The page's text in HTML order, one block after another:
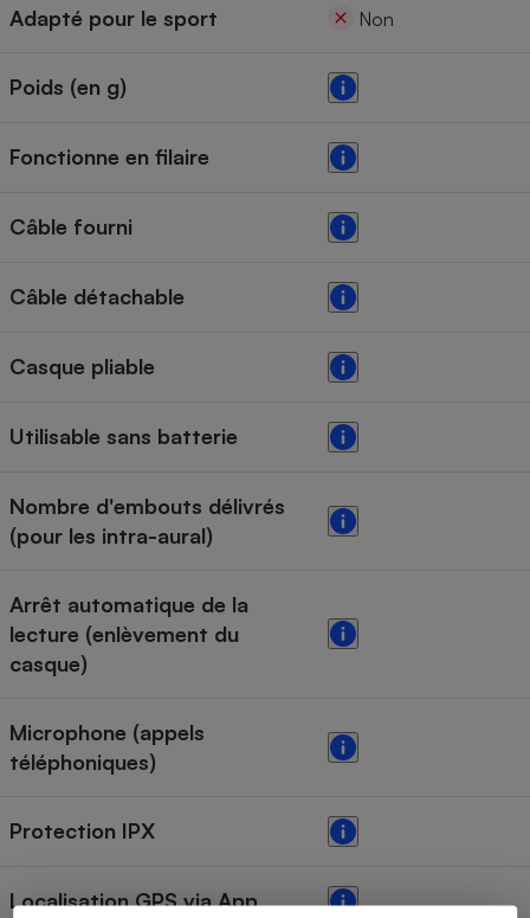
Adapté pour le sport Non
Poids (en g)
Fonctionne en filaire
Câble fourni
Câble détachable
Casque pliable
Utilisable sans batterie
Nombre d'embouts délivrés
(pour les intra-aural)
Arrêt automatique de la
lecture (enlèvement du
casque)
Microphone (appels
téléphoniques)
Protection IPX
Localisation GPS via App